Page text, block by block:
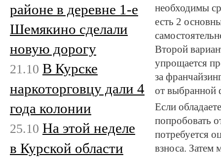
необходимы
есть 2
Второй
упрощается
за
от выбранной
Если
попробовать
потребуется
взноса. Затем
районе в деревне 1-е
Шемякино сделали
новую дорогу
21.10 В Курске
наркоторговцу дали 4
года колонии
25.10 На этой неделе
в Курской области